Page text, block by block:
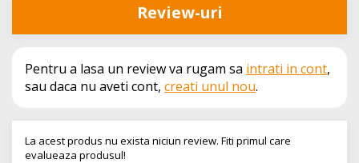
Review-uri
Pentru a lasa un review va rugam sa intrati in cont,
sau daca nu aveti cont, creati unul nou.
La acest produs nu exista niciun review. Fiti primul care
evalueaza produsul!